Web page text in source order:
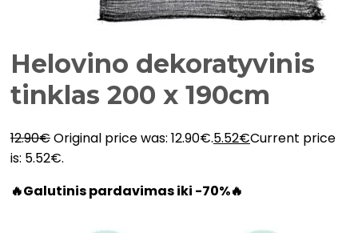
Helovino dekoratyvinis
tinklas 200 x 190cm
12.90€Original price was: 12.90€.5.52€Current price
is: 5.52€.
🔥Galutinis pardavimas iki -70%🔥